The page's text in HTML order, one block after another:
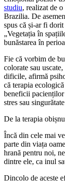
studiu, realizat de
Brazilia. De
spus că și-ar fi
„Vegetația în
bunăstarea în
Fie că vorbim de
colorate sau
dificile, afirmă
că terapia
beneficii pacienților
stres sau singurătate
De la terapia
Încă din cele mai
parte din viața
hrană pentru noi,
dintre ele, ca inul
Dincolo de aceste